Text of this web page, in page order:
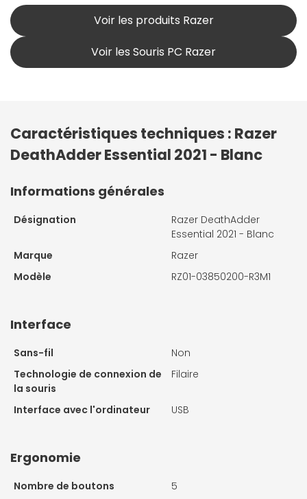
Voir les produits Razer
Voir les Souris PC Razer
Caractéristiques techniques : Razer
DeathAdder Essential 2021 - Blanc
Informations générales
Désignation
Razer DeathAdder
Essential 2021 - Blanc
Marque
Razer
Modèle
RZ01-03850200-R3M1
Interface
Sans-fil
Non
Technologie de connexion de
la souris
Filaire
Interface avec l'ordinateur USB
Ergonomie
Nombre de boutons
5